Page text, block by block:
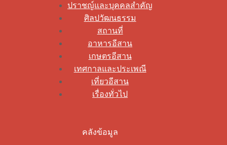
ปราชญ์และบุคคลสำคัญ
ศิลปวัฒนธรรม
สถานที่
อาหารอีสาน
เกษตรอีสาน
เทศกาลและประเพณี
เที่ยวอีสาน
เรื่องทั่วไป
คลังข้อมูล